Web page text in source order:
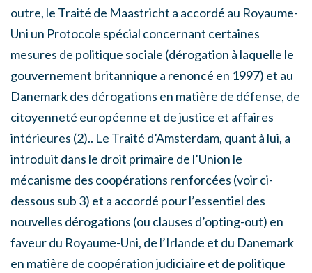
outre, le Traité de Maastricht a accordé au Royaume-
Uni un Protocole spécial concernant certaines
mesures de politique sociale (dérogation à laquelle le
gouvernement britannique a renoncé en 1997) et au
Danemark des dérogations en matière de défense, de
citoyenneté européenne et de justice et affaires
intérieures (2).. Le Traité d’Amsterdam, quant à lui, a
introduit dans le droit primaire de l’Union le
mécanisme des coopérations renforcées (voir ci-
dessous sub 3) et a accordé pour l’essentiel des
nouvelles dérogations (ou clauses d’opting-out) en
faveur du Royaume-Uni, de l’Irlande et du Danemark
en matière de coopération judiciaire et de politique